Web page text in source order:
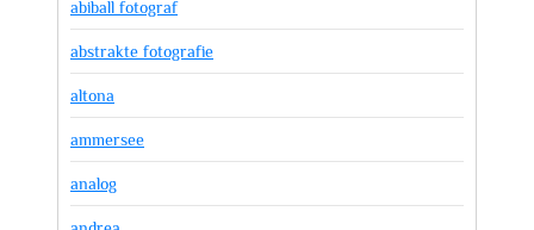
abiball fotograf
abstrakte fotografie
altona
ammersee
analog